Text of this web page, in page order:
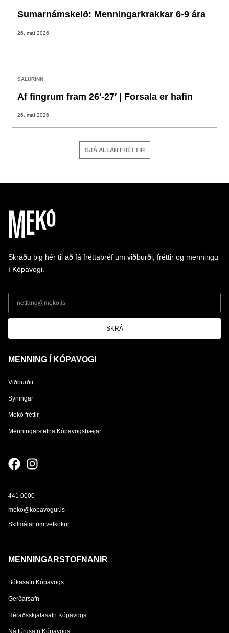
Sumarnámskeið: Menningarkrakkar 6-9 ára
26. maí 2026
SALURINN
Af fingrum fram 26′-27′ | Forsala er hafin
26. maí 2026
SJÁ ALLAR FRÉTTIR
Skráðu þig hér til að fá fréttabréf um viðburði, fréttir og menningu
í Kópavogi.
SKRÁ
MENNING Í KÓPAVOGI
Viðburðir
Sýningar
Mekó fréttir
Menningarstefna Kópavogsbæjar
441 0000
meko@kopavogur.is
Skilmálar um vefkökur
MENNINGARSTOFNANIR
Bókasafn Kópavogs
Gerðarsafn
Héraðsskjalasafn Kópavogs